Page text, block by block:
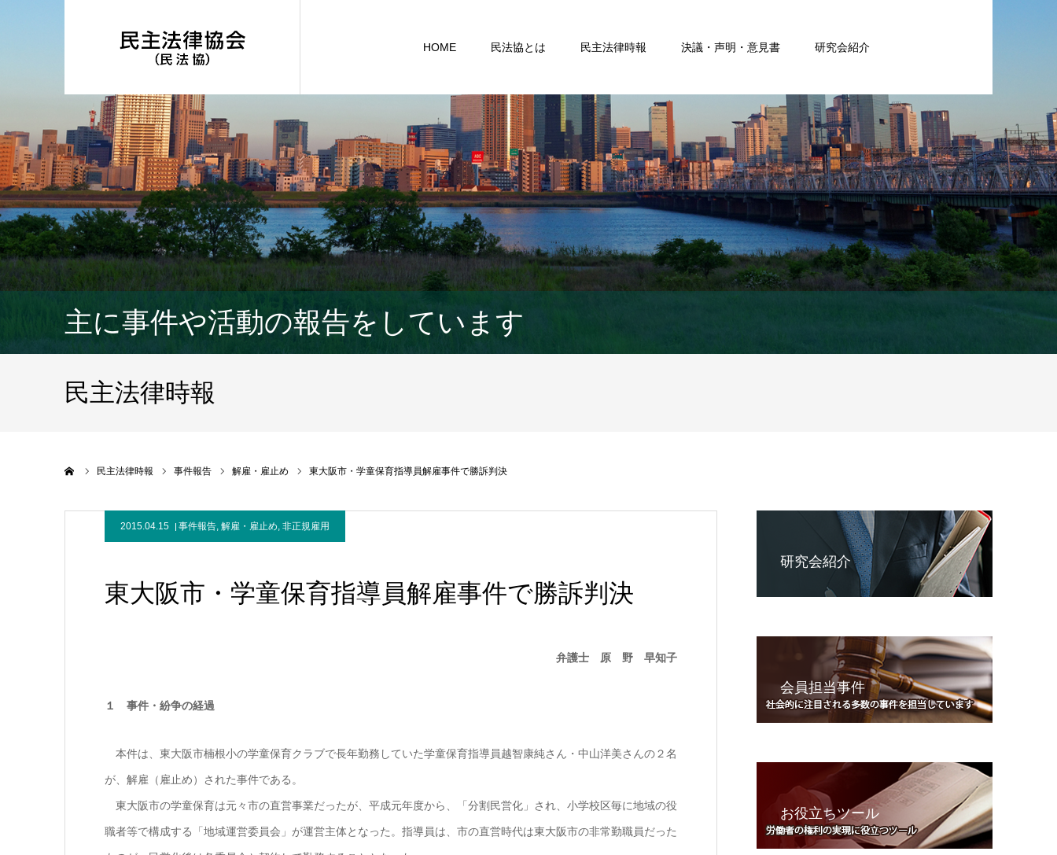
HOME 民法協とは 民主法律時報 決議・声明・意見書 研究会紹介
主に事件や活動の報告をしています
民主法律時報
民主法律時報 事件報告 解雇・雇止め 東大阪市・学童保育指導員解雇事件で勝訴判決
2015.04.15 事件報告, 解雇・雇止め, 非正規雇用
東大阪市・学童保育指導員解雇事件で勝訴判決
弁護士 原 野 早知子
１ 事件・紛争の経過
本件は、東大阪市楠根小の学童保育クラブで長年勤務していた学童保育指導員越智康純さん・中山洋美さんの２名
が、解雇（雇止め）された事件である。
東大阪市の学童保育は元々市の直営事業だったが、平成元年度から、「分割民営化」され、小学校区毎に地域の役
職者等で構成する「地域運営委員会」が運営主体となった。指導員は、市の直営時代は東大阪市の非常勤職員だった
研究会紹介
会員担当事件
お役立ちツール